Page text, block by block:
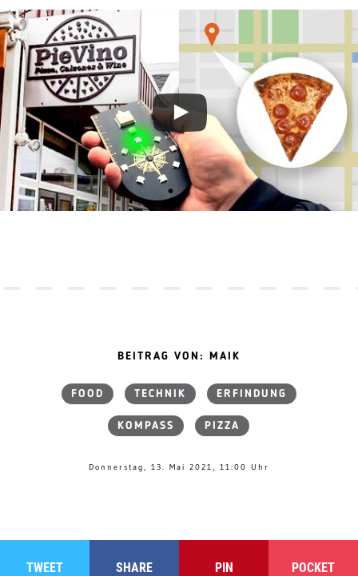
BEITRAG VON: MAIK
FOOD TECHNIK ERFINDUNG
KOMPASS PIZZA
Donnerstag, 13. Mai 2021, 11:00 Uhr
TWEET SHARE PIN POCKET